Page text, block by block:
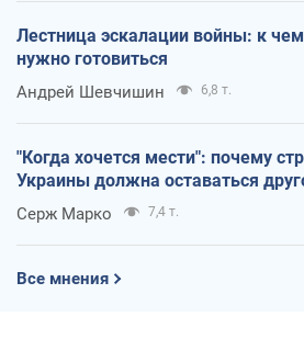
Лестница эскалации войны: к
нужно готовиться
Андрей Шевчишин 6,8 т.
"Когда хочется мести": почему
Украины должна оставаться
Серж Марко 7,4 т.
Все мнения